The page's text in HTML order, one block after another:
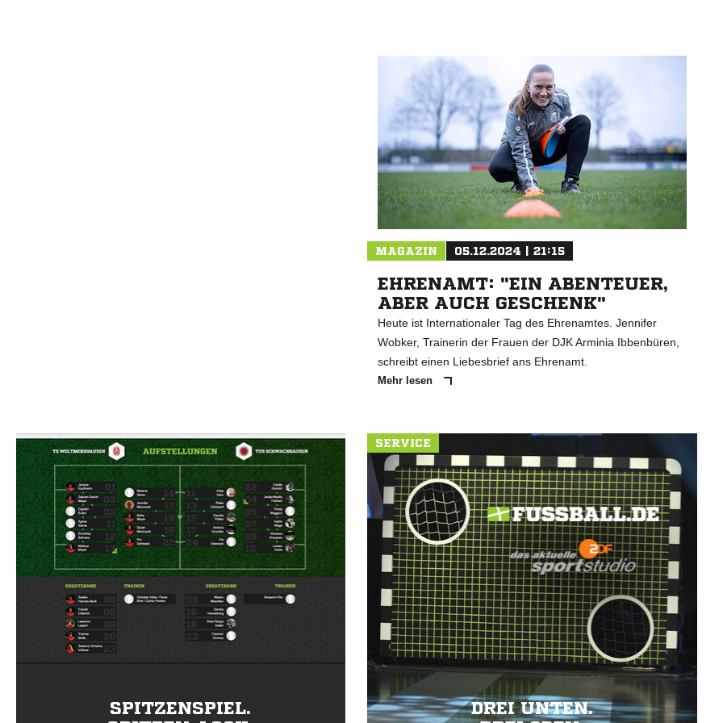
MAGAZIN 05.12.2024 | 21:15
EHRENAMT: "EIN ABENTEUER,
ABER AUCH GESCHENK"
Heute ist Internationaler Tag des Ehrenamtes. Jennifer
Wobker, Trainerin der Frauen der DJK Arminia Ibbenbüren,
schreibt einen Liebesbrief ans Ehrenamt.
Mehr lesen
SPITZENSPIEL.
SERVICE
DREI UNTEN.